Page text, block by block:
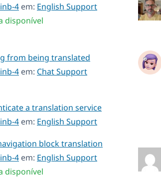
4 em: English Support
disponível
from being translated
4 em: Chat Support
a translation service
4 em: English Support
block translation
4 em: English Support
disponível